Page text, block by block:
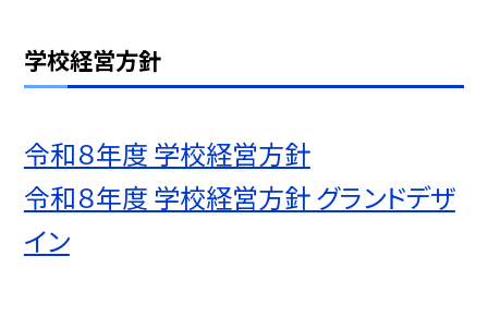
学校経営方針
令和８年度 学校経営方針
令和８年度 学校経営方針 グランドデザ
イン